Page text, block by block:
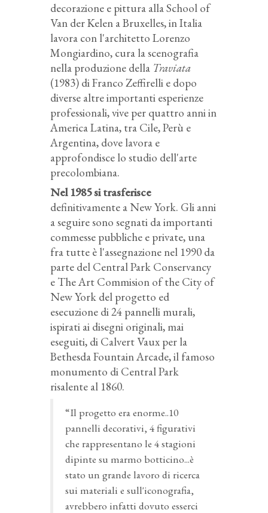
decorazione e pittura alla School of
Van der Kelen a Bruxelles, in Italia
lavora con l'architetto Lorenzo
Mongiardino, cura la scenografia
nella produzione della Traviata
(1983) di Franco Zeffirelli e dopo
diverse altre importanti esperienze
professionali, vive per quattro anni in
America Latina, tra Cile, Perù e
Argentina, dove lavora e
approfondisce lo studio dell'arte
precolombiana.
Nel 1985 si trasferisce
definitivamente a New York. Gli anni
a seguire sono segnati da importanti
commesse pubbliche e private, una
fra tutte è l'assegnazione nel 1990 da
parte del Central Park Conservancy
e The Art Commision of the City of
New York del progetto ed
esecuzione di 24 pannelli murali,
ispirati ai disegni originali, mai
eseguiti, di Calvert Vaux per la
Bethesda Fountain Arcade, il famoso
monumento di Central Park
risalente al 1860.
“Il progetto era enorme..10
pannelli decorativi, 4 figurativi
che rappresentano le 4 stagioni
dipinte su marmo botticino...è
stato un grande lavoro di ricerca
sui materiali e sull'iconografia,
avrebbero infatti dovuto esserci